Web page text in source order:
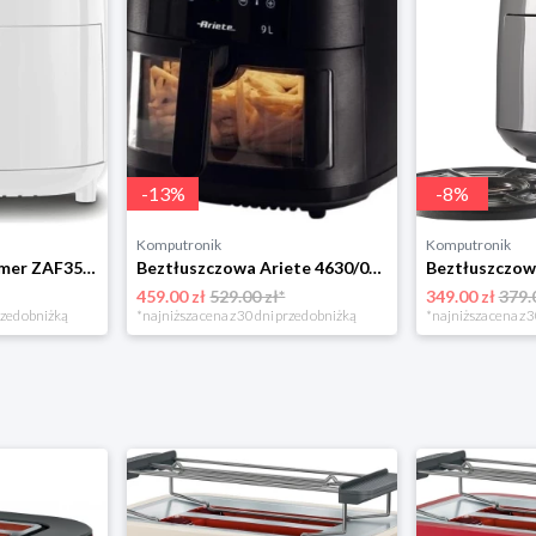
Beztłuszczowa Zelmer ZAF3551W biały
obniżką
-13%
Komputronik
Beztłuszczowa Ariete 4630/00 czarny
459.00 zł529.00 zł*
*najniższa cena z 30 dni przed obniżką
-8%
Komputronik
349.00 zł
*najniższa cena z